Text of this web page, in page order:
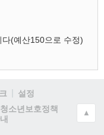
(예산150으로 수정)
설정
청소년보호정책
▲